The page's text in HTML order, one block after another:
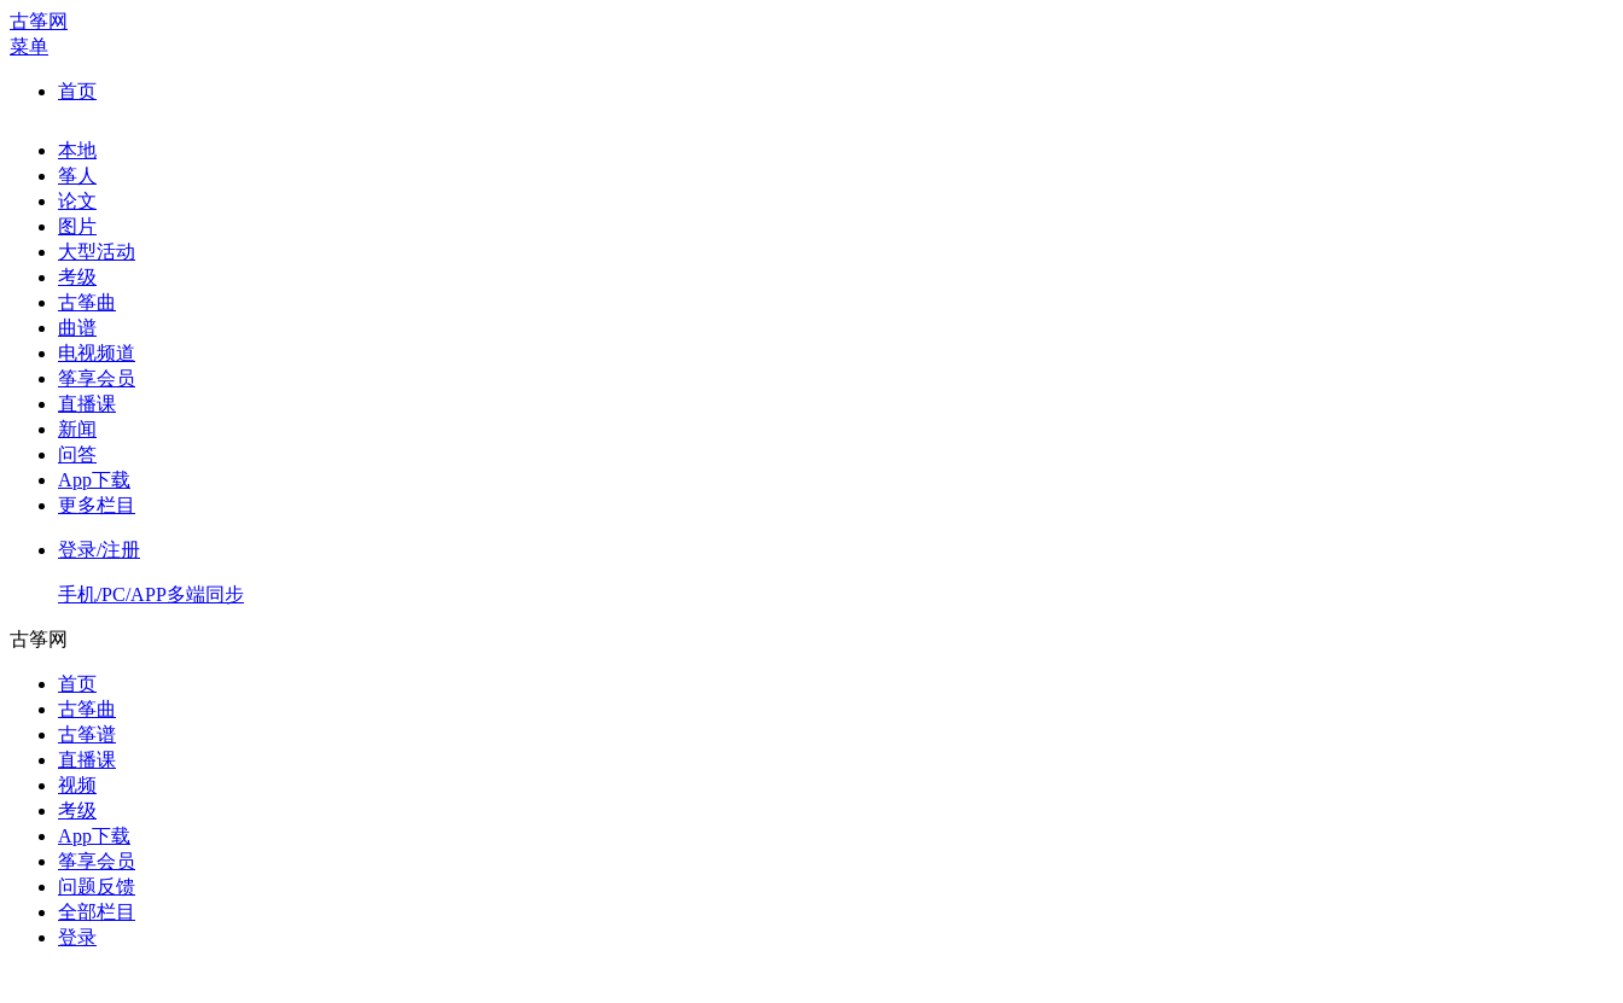
古筝网
菜单
首页
本地
筝人
论文
图片
大型活动
考级
古筝曲
曲谱
电视频道
筝享会员
直播课
新闻
问答
App下载
更多栏目
登录/注册
手机/PC/APP多端同步
古筝网
首页
古筝曲
古筝谱
直播课
视频
考级
App下载
筝享会员
问题反馈
全部栏目
登录